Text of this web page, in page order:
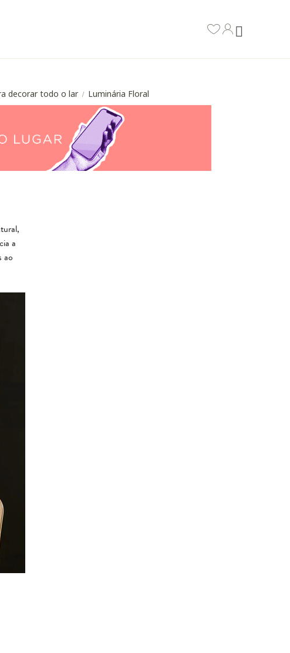
decorar todo o lar / Luminária Floral
a
ao